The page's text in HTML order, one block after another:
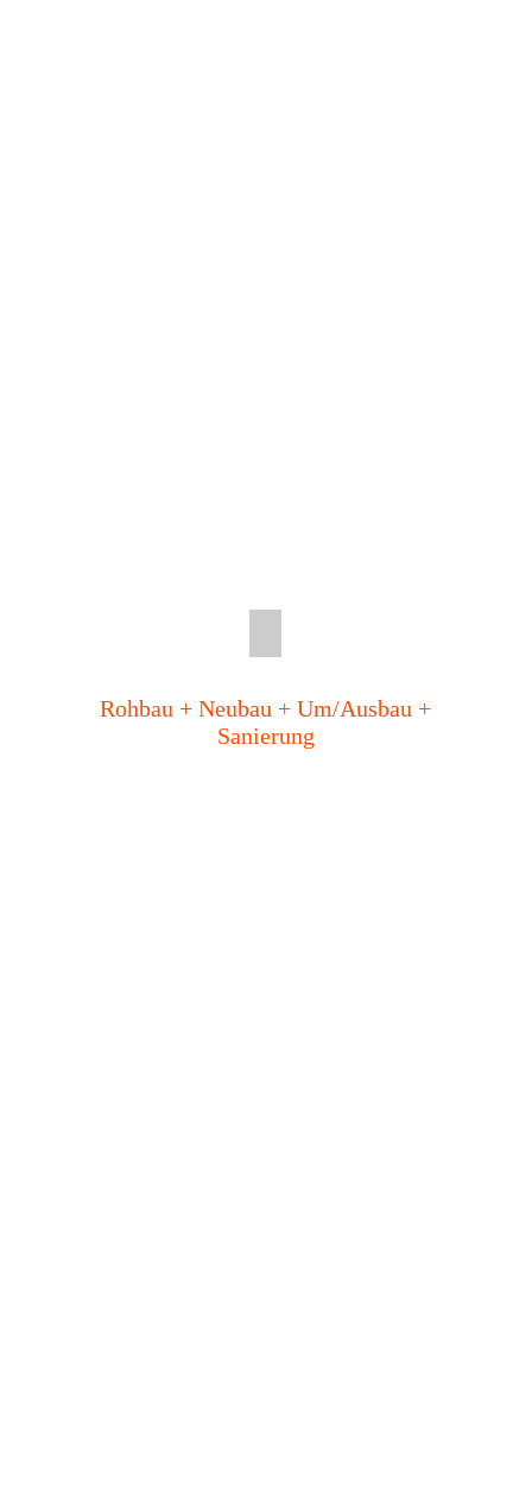
Rohbau + Neubau + Um/Ausbau +
Sanierung